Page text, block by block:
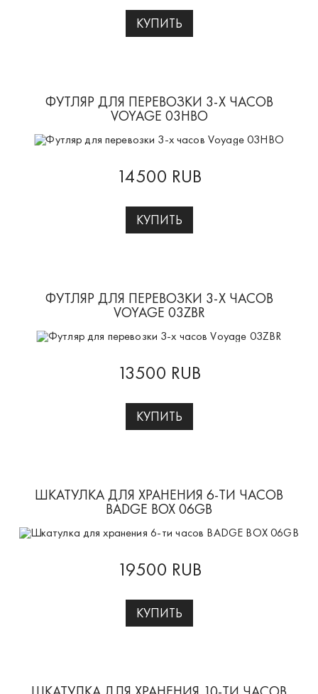
КУПИТЬ
ФУТЛЯР ДЛЯ ПЕРЕВОЗКИ 3-Х ЧАСОВ
VOYAGE 03HBO
14500 RUB
КУПИТЬ
ФУТЛЯР ДЛЯ ПЕРЕВОЗКИ 3-Х ЧАСОВ
VOYAGE 03ZBR
13500 RUB
КУПИТЬ
ШКАТУЛКА ДЛЯ ХРАНЕНИЯ 6-ТИ ЧАСОВ
BADGE BOX 06GB
19500 RUB
КУПИТЬ